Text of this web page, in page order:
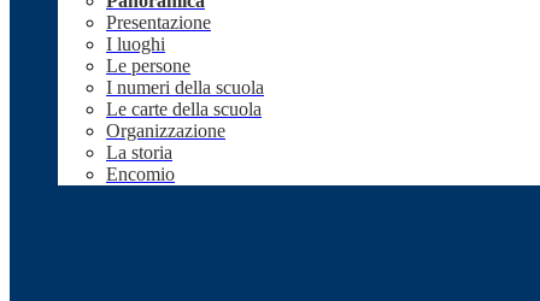
Presentazione
I luoghi
Le persone
I numeri della scuola
Le carte della scuola
Organizzazione
La storia
Encomio